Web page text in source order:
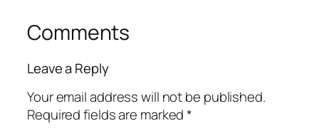
Comments
Leave a Reply
Your email address will not be published.
Required fields are marked*